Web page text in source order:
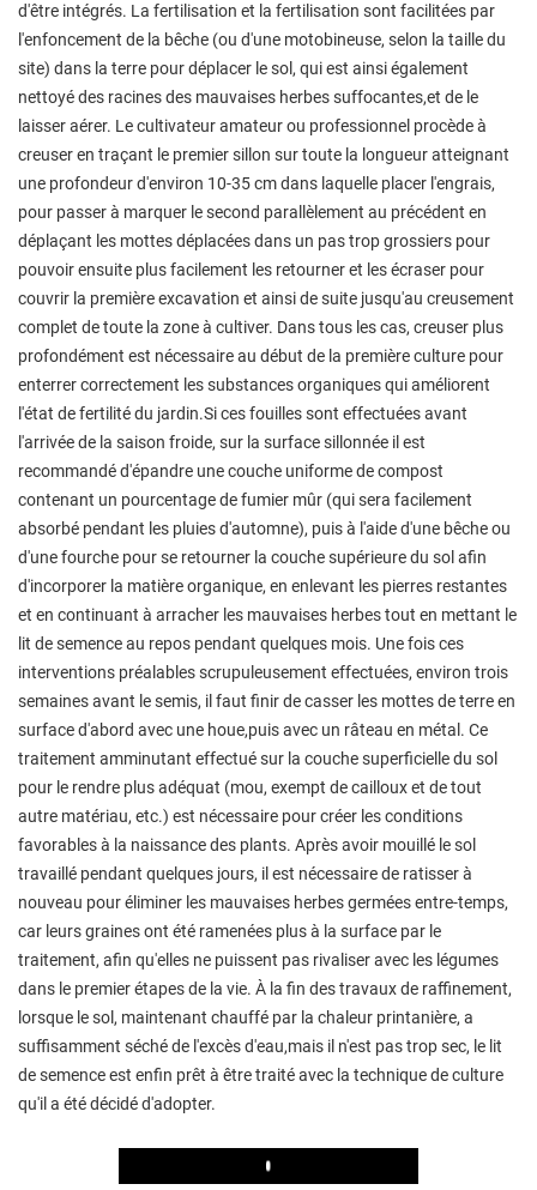
d'être intégrés. La fertilisation et la fertilisation sont facilitées par
l'enfoncement de la bêche (ou d'une motobineuse, selon la taille du
site) dans la terre pour déplacer le sol, qui est ainsi également
nettoyé des racines des mauvaises herbes suffocantes,et de le
laisser aérer. Le cultivateur amateur ou professionnel procède à
creuser en traçant le premier sillon sur toute la longueur atteignant
une profondeur d'environ 10-35 cm dans laquelle placer l'engrais,
pour passer à marquer le second parallèlement au précédent en
déplaçant les mottes déplacées dans un pas trop grossiers pour
pouvoir ensuite plus facilement les retourner et les écraser pour
couvrir la première excavation et ainsi de suite jusqu'au creusement
complet de toute la zone à cultiver. Dans tous les cas, creuser plus
profondément est nécessaire au début de la première culture pour
enterrer correctement les substances organiques qui améliorent
l'état de fertilité du jardin.Si ces fouilles sont effectuées avant
l'arrivée de la saison froide, sur la surface sillonnée il est
recommandé d'épandre une couche uniforme de compost
contenant un pourcentage de fumier mûr (qui sera facilement
absorbé pendant les pluies d'automne), puis à l'aide d'une bêche ou
d'une fourche pour se retourner la couche supérieure du sol afin
d'incorporer la matière organique, en enlevant les pierres restantes
et en continuant à arracher les mauvaises herbes tout en mettant le
lit de semence au repos pendant quelques mois. Une fois ces
interventions préalables scrupuleusement effectuées, environ trois
semaines avant le semis, il faut finir de casser les mottes de terre en
surface d'abord avec une houe,puis avec un râteau en métal. Ce
traitement amminutant effectué sur la couche superficielle du sol
pour le rendre plus adéquat (mou, exempt de cailloux et de tout
autre matériau, etc.) est nécessaire pour créer les conditions
favorables à la naissance des plants. Après avoir mouillé le sol
travaillé pendant quelques jours, il est nécessaire de ratisser à
nouveau pour éliminer les mauvaises herbes germées entre-temps,
car leurs graines ont été ramenées plus à la surface par le
traitement, afin qu'elles ne puissent pas rivaliser avec les légumes
dans le premier étapes de la vie. À la fin des travaux de raffinement,
lorsque le sol, maintenant chauffé par la chaleur printanière, a
suffisamment séché de l'excès d'eau,mais il n'est pas trop sec, le lit
de semence est enfin prêt à être traité avec la technique de culture
qu'il a été décidé d'adopter.
Play